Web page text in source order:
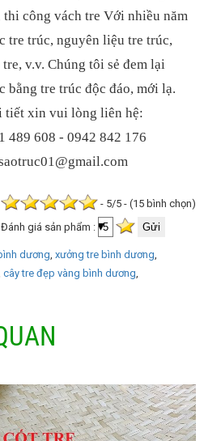
công vách tre Với nhiều năm
tre trúc, nguyên liệu tre trúc,
tre, v.v. Chúng tôi sẻ đem lại
bằng tre trúc độc đáo, mới lạ.
tiết xin vui lòng liên hệ:
489 608 - 0942 842 176
- 5/5 - (15 bình chọn)
Đánh giá sản phẩm :
dương xưởng tre bình dương
cây tre đẹp vàng bình dương